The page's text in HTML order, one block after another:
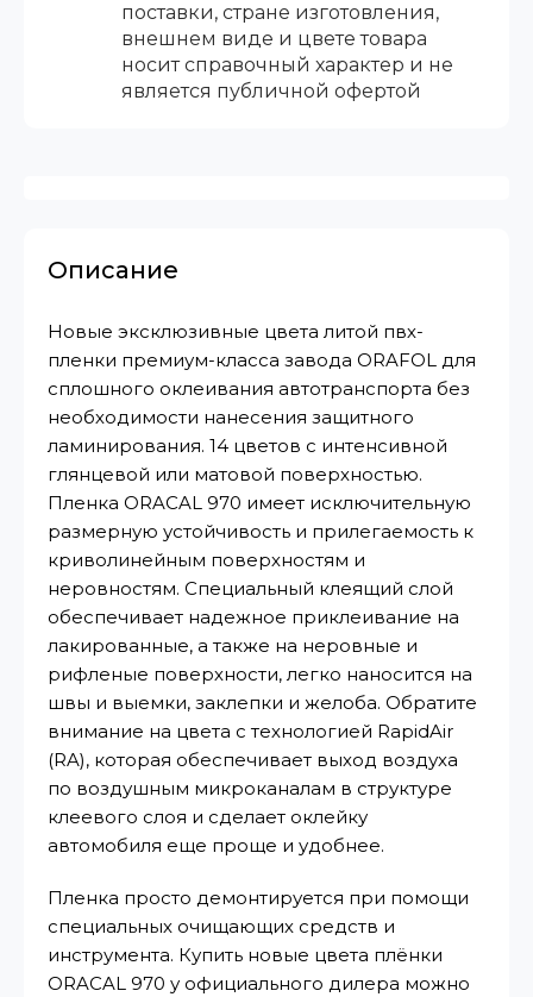
поставки, стране изготовления,
внешнем виде и цвете товара
носит справочный характер и не
является публичной офертой
Описание
Новые эксклюзивные цвета литой пвх-
пленки премиум-класса завода ORAFOL для
сплошного оклеивания автотранспорта без
необходимости нанесения защитного
ламинирования. 14 цветов с интенсивной
глянцевой или матовой поверхностью.
Пленка ORACAL 970 имеет исключительную
размерную устойчивость и прилегаемость к
криволинейным поверхностям и
неровностям. Специальный клеящий слой
обеспечивает надежное приклеивание на
лакированные, а также на неровные и
рифленые поверхности, легко наносится на
швы и выемки, заклепки и желоба. Обратите
внимание на цвета с технологией RapidAir
(RA), которая обеспечивает выход воздуха
по воздушным микроканалам в структуре
клеевого слоя и сделает оклейку
автомобиля еще проще и удобнее.
Пленка просто демонтируется при помощи
специальных очищающих средств и
инструмента. Купить новые цвета плёнки
ORACAL 970 у официального дилера можно